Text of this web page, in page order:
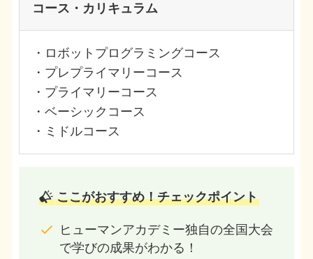
コース・カリキュラム
・ロボットプログラミングコース
・プレプライマリーコース
・プライマリーコース
・ベーシックコース
・ミドルコース
ここがおすすめ！チェックポイント
ヒューマンアカデミー独自の全国大会
で学びの成果がわかる！